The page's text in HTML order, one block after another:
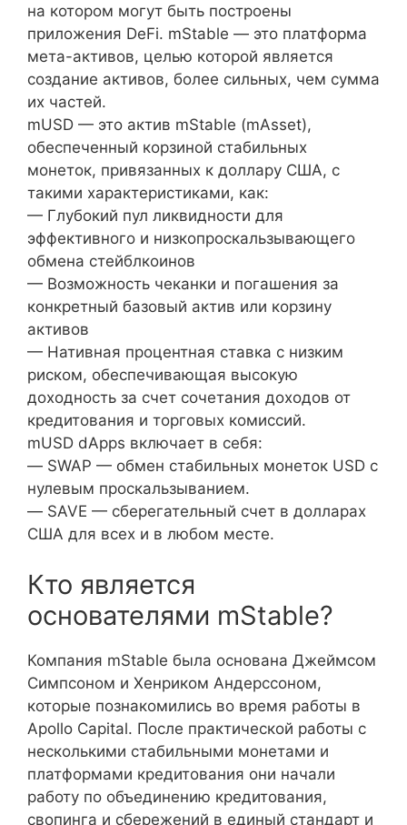
на котором могут быть построены
приложения DeFi. mStable — это платформа
мета-активов, целью которой является
создание активов, более сильных, чем сумма
их частей.
mUSD — это актив mStable (mAsset),
обеспеченный корзиной стабильных
монеток, привязанных к доллару США, с
такими характеристиками, как:
— Глубокий пул ликвидности для
эффективного и низкопроскальзывающего
обмена стейблкоинов
— Возможность чеканки и погашения за
конкретный базовый актив или корзину
активов
— Нативная процентная ставка с низким
риском, обеспечивающая высокую
доходность за счет сочетания доходов от
кредитования и торговых комиссий.
mUSD dApps включает в себя:
— SWAP — обмен стабильных монеток USD с
нулевым проскальзыванием.
— SAVE — сберегательный счет в долларах
США для всех и в любом месте.
Кто является
основателями mStable?
Компания mStable была основана Джеймсом
Симпсоном и Хенриком Андерссоном,
которые познакомились во время работы в
Apollo Capital. После практической работы с
несколькими стабильными монетами и
платформами кредитования они начали
работу по объединению кредитования,
свопинга и сбережений в единый стандарт и